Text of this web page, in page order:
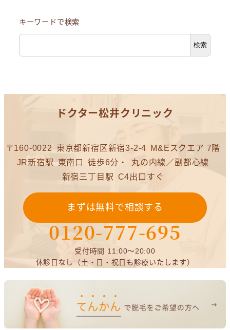
キーワードで検索
検索
ドクター松井クリニック
〒160-0022 東京都新宿区新宿3-2-4
M&Eスクエア 7階
JR新宿駅
東南口 徒歩6分・
丸の内線／副都心線
新宿三丁目駅 C4出口すぐ
まずは無料で相談する
0120-777-695
受付時間 11:00～20:00
休診日なし（土・日・祝日も診療いたします）